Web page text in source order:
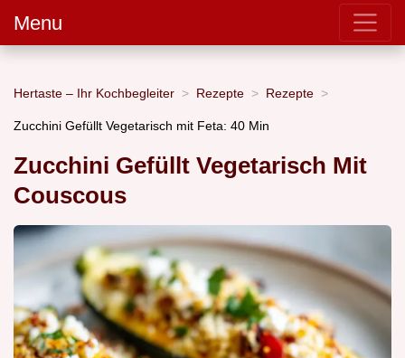
Menu
Hertaste – Ihr Kochbegleiter Rezepte Rezepte
Zucchini Gefüllt Vegetarisch mit Feta: 40 Min
Zucchini Gefüllt Vegetarisch Mit
Couscous